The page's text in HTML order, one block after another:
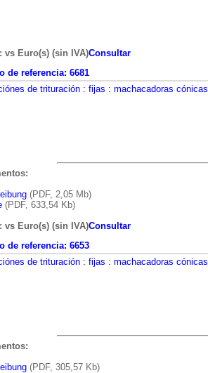
vs Euro(s) (sin IVA)Consultar
de referencia: 6681
de trituración : fijas : machacadoras cónicas
(PDF, 2,05 Mb)
(PDF, 633,54 Kb)
vs Euro(s) (sin IVA)Consultar
de referencia: 6653
de trituración : fijas : machacadoras cónicas
(PDF, 305,57 Kb)